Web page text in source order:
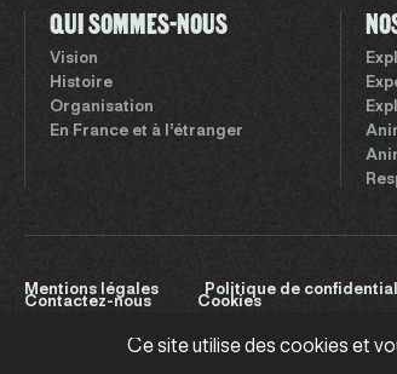
QUI SOMMES-NOUS
Vision
Histoire
Organisation
En France et à l’étranger
Mentions légales Politique de
Contactez-nous
Cookies
Ce site utilise des cookies et